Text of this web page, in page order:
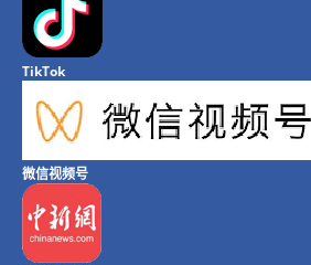
TikTok
微信视频号